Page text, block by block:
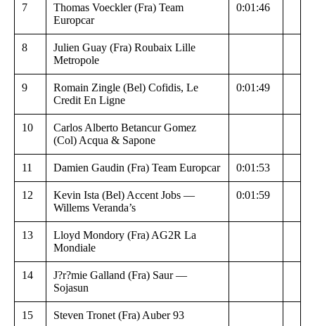
7
Thomas Voeckler (Fra) Team
Europcar
0:01:46
8
Julien Guay (Fra) Roubaix Lille
Metropole
9
Romain Zingle (Bel) Cofidis, Le
Credit En Ligne
0:01:49
10
Carlos Alberto Betancur Gomez
(Col) Acqua & Sapone
11 Damien Gaudin (Fra) Team Europcar 0:01:53
12
Kevin Ista (Bel) Accent Jobs —
Willems Veranda’s
0:01:59
13
Lloyd Mondory (Fra) AG2R La
Mondiale
14
J?r?mie Galland (Fra) Saur —
Sojasun
15 Steven Tronet (Fra) Auber 93